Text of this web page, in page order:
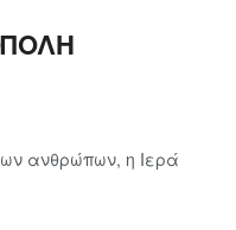
ανθρώπων, η Ιερά